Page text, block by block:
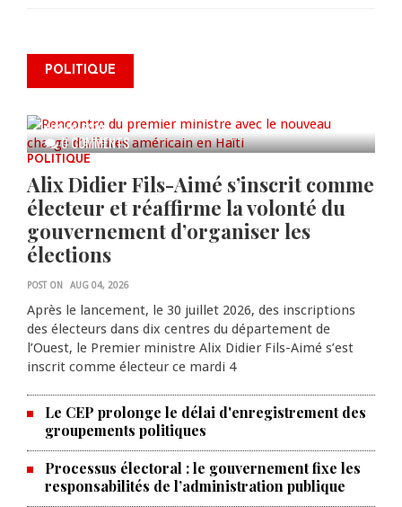
POLITIQUE
0 COMMENTS
rencontre du premier ministre
avec le nouveau chargé d’affaires
AUG 06, 2026
POLITIQUE
Alix Didier Fils-Aimé s’inscrit comme
électeur et réaffirme la volonté du
gouvernement d’organiser les
élections
POST ON AUG 04, 2026
Après le lancement, le 30 juillet 2026, des inscriptions
des électeurs dans dix centres du département de
l’Ouest, le Premier ministre Alix Didier Fils-Aimé s’est
inscrit comme électeur ce mardi 4
Le CEP prolonge le délai d'enregistrement des
groupements politiques
Processus électoral : le gouvernement fixe les
responsabilités de l’administration publique